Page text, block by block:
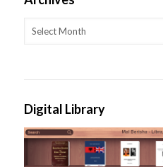
Digital Library